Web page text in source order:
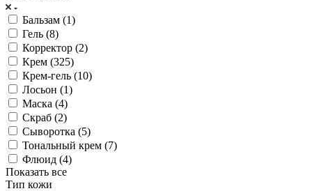
Бальзам (1)
Гель (8)
Корректор (2)
Крем (325)
Крем-гель (10)
Лосьон (1)
Маска (4)
Скраб (2)
Сыворотка (5)
Тональный крем (7)
Флюид (4)
Показать все
Тип кожи